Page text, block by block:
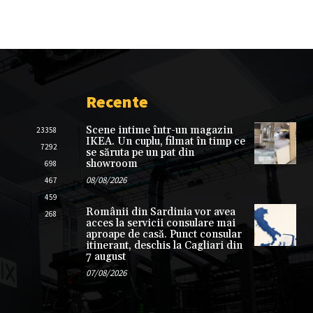
23358
7292
698
467
459
268
Recente
Scene intime într-un magazin
IKEA. Un cuplu, filmat în timp ce
se săruta pe un pat din
showroom
08/08/2026
Românii din Sardinia vor avea
acces la servicii consulare mai
aproape de casă. Punct consular
itinerant, deschis la Cagliari din
7 august
07/08/2026